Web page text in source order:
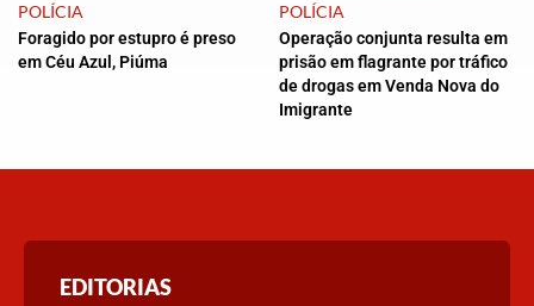
POLÍCIA
Foragido por estupro é preso
em Céu Azul, Piúma
POLÍCIA
Operação conjunta resulta em
prisão em flagrante por tráfico
de drogas em Venda Nova do
Imigrante
EDITORIAS